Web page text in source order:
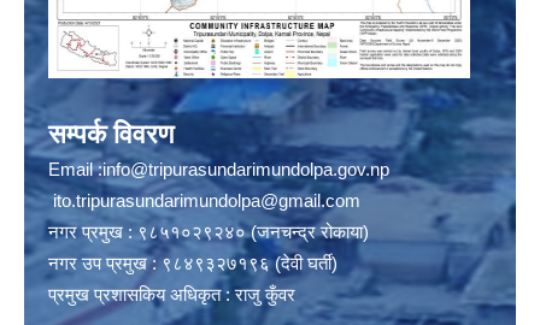
सम्पर्क विवरण
Email :info@tripurasundarimundolpa.gov.np
ito.tripurasundarimundolpa@gmail.com
नगर प्रमुख : ९८५१०२९२४० (जनचन्द्र रोकाया)
नगर उप प्रमुख : ९८४९३२७१९६ (देवी घर्ती)
प्रमुख प्रशासकिय अधिकृत : राजु कुँवर